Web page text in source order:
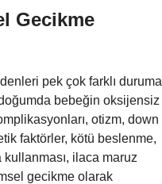
Gecikme
pek çok farklı duruma
bebeğin oksijensiz
otizm, down
faktörler, kötü beslenme,
ilaca maruz
gecikme olarak